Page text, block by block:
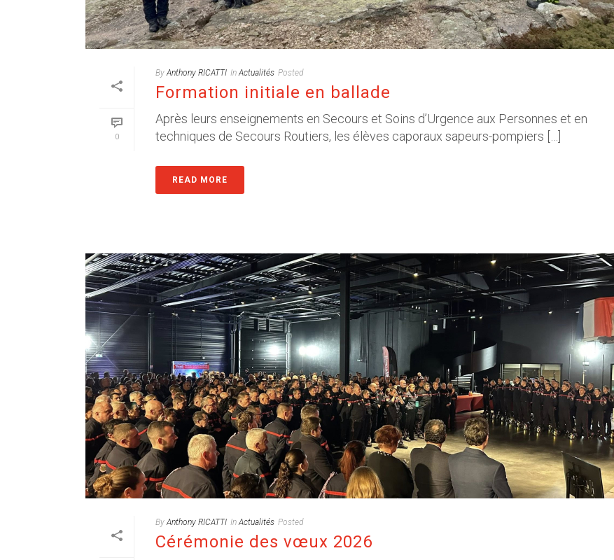
0
By Anthony RICATTI In Actualités Posted
Formation initiale en ballade
Après leurs enseignements en Secours et Soins d’Urgence aux Personnes et en
techniques de Secours Routiers, les élèves caporaux sapeurs-pompiers […]
READ MORE
By Anthony RICATTI In Actualités Posted
Cérémonie des vœux 2026